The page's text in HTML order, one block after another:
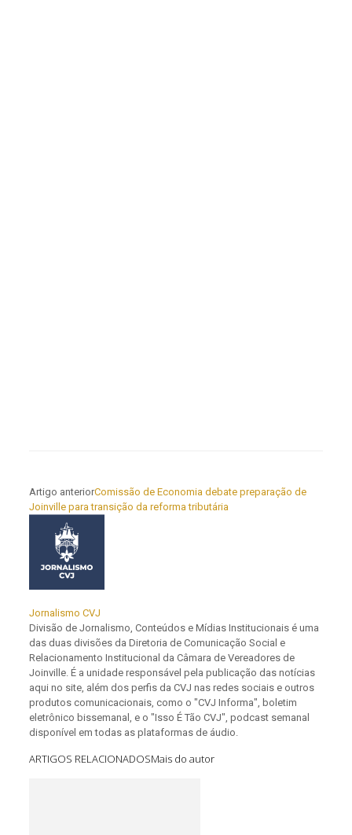
Artigo anteriorComissão de Economia debate preparação de
Joinville para transição da reforma tributária
Jornalismo CVJ
Divisão de Jornalismo, Conteúdos e Mídias Institucionais é uma
das duas divisões da Diretoria de Comunicação Social e
Relacionamento Institucional da Câmara de Vereadores de
Joinville. É a unidade responsável pela publicação das notícias
aqui no site, além dos perfis da CVJ nas redes sociais e outros
produtos comunicacionais, como o "CVJ Informa", boletim
eletrônico bissemanal, e o "Isso É Tão CVJ", podcast semanal
disponível em todas as plataformas de áudio.
ARTIGOS RELACIONADOSMais do autor